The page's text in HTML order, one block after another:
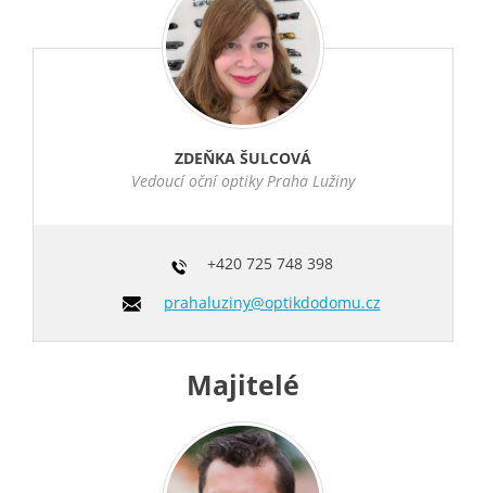
ZDEŇKA ŠULCOVÁ
Vedoucí oční optiky Praha Lužiny
+420 725 748 398
prahaluziny@optikdodomu.cz
Majitelé